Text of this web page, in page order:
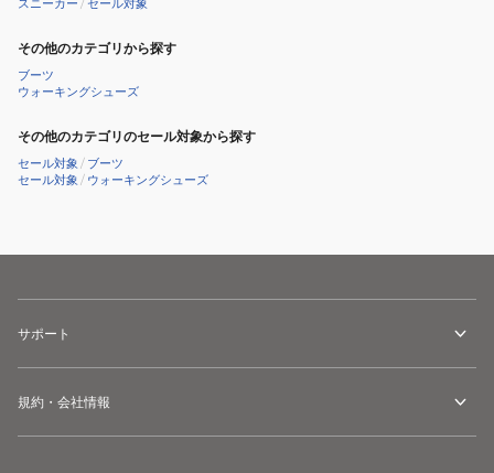
スニーカー /セール対象
その他のカテゴリから探す
ブーツ
ウォーキングシューズ
その他のカテゴリのセール対象から探す
セール対象 / ブーツ
セール対象 / ウォーキングシューズ
サポート
規約・会社情報